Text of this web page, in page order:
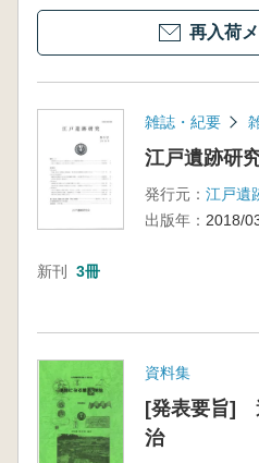
再入荷
雑誌・紀要
江戸遺跡研
発行元： 江戸遺
出版年： 2018/
新刊 3冊
資料集
[発表要旨]
治